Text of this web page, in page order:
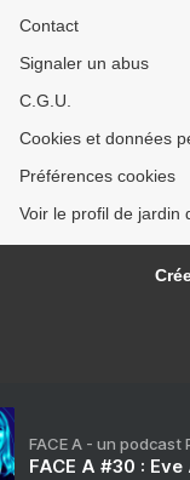
Contact
Signaler un abus
C.G.U.
Cookies et données
Préférences cookies
Voir le profil de jardin
FACE A - un podcast
FACE A #30 :